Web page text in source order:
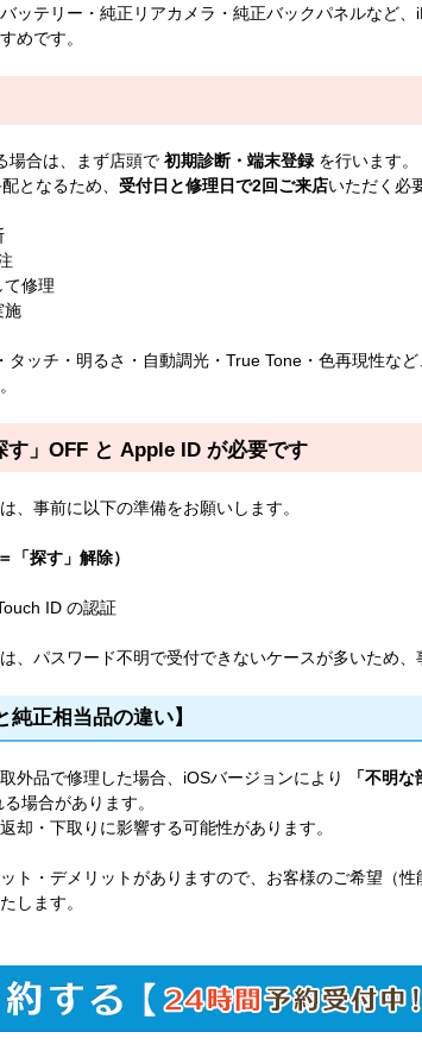
ッテリー・純正リアカメラ・純正バックパネルなど
めです。
場合は、まず店頭で 初期診断・端末登録 を行います。
となるため、 受付日と修理日で2回ご来店いただく必
修理
施
タッチ・明るさ・自動調光・True Tone・色再現性な
す」OFF と Apple ID が必要です
、事前に以下の準備をお願いします。
探す」解除）
ID の認証
、パスワード不明で受付できないケースが多いため、
純正相当品の違い】
外品で修理した場合、iOSバージョンにより
「不明
場合があります。
却・下取りに影響する可能性があります。
ト・デメリットがありますので、お客様のご希望（
します。